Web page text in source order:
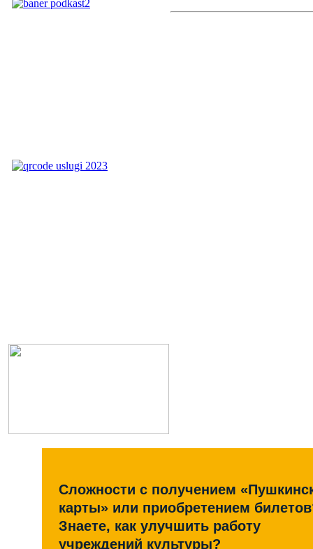
Сложности с получением
карты» или приобретением
Знаете, как улучшить работу
учреждений культуры?